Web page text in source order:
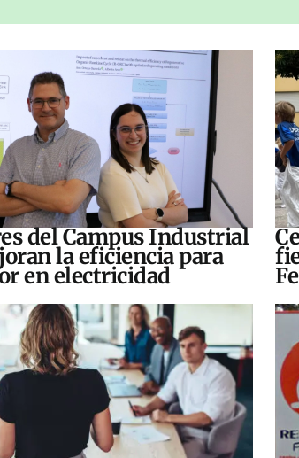
del Campus Industrial
la eficiencia para
en electricidad